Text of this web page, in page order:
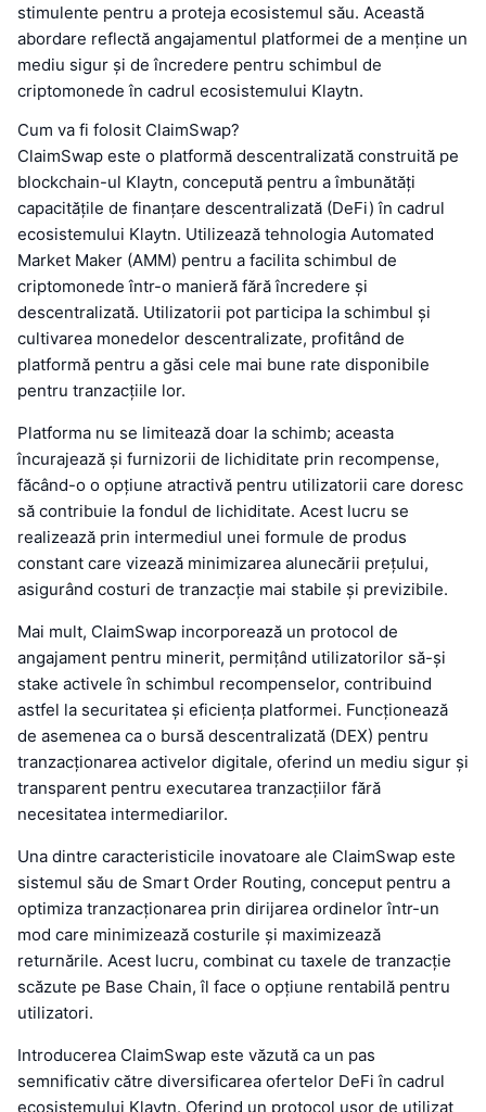
stimulente pentru a proteja ecosistemul său. Această
abordare reflectă angajamentul platformei de a menține un
mediu sigur și de încredere pentru schimbul de
criptomonede în cadrul ecosistemului Klaytn.
Cum va fi folosit ClaimSwap?
ClaimSwap este o platformă descentralizată construită pe
blockchain-ul Klaytn, concepută pentru a îmbunătăți
capacitățile de finanțare descentralizată (DeFi) în cadrul
ecosistemului Klaytn. Utilizează tehnologia Automated
Market Maker (AMM) pentru a facilita schimbul de
criptomonede într-o manieră fără încredere și
descentralizată. Utilizatorii pot participa la schimbul și
cultivarea monedelor descentralizate, profitând de
platformă pentru a găsi cele mai bune rate disponibile
pentru tranzacțiile lor.
Platforma nu se limitează doar la schimb; aceasta
încurajează și furnizorii de lichiditate prin recompense,
făcând-o o opțiune atractivă pentru utilizatorii care doresc
să contribuie la fondul de lichiditate. Acest lucru se
realizează prin intermediul unei formule de produs
constant care vizează minimizarea alunecării prețului,
asigurând costuri de tranzacție mai stabile și previzibile.
Mai mult, ClaimSwap incorporează un protocol de
angajament pentru minerit, permițând utilizatorilor să-și
stake activele în schimbul recompenselor, contribuind
astfel la securitatea și eficiența platformei. Funcționează
de asemenea ca o bursă descentralizată (DEX) pentru
tranzacționarea activelor digitale, oferind un mediu sigur și
transparent pentru executarea tranzacțiilor fără
necesitatea intermediarilor.
Una dintre caracteristicile inovatoare ale ClaimSwap este
sistemul său de Smart Order Routing, conceput pentru a
optimiza tranzacționarea prin dirijarea ordinelor într-un
mod care minimizează costurile și maximizează
returnările. Acest lucru, combinat cu taxele de tranzacție
scăzute pe Base Chain, îl face o opțiune rentabilă pentru
utilizatori.
Introducerea ClaimSwap este văzută ca un pas
semnificativ către diversificarea ofertelor DeFi în cadrul
ecosistemului Klaytn. Oferind un protocol ușor de utilizat